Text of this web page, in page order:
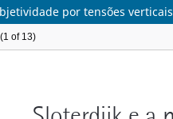
por tensões verticais